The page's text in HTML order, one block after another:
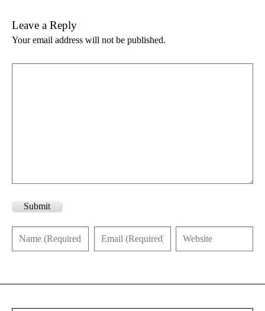
Leave a Reply
Your email address will not be published.
Submit